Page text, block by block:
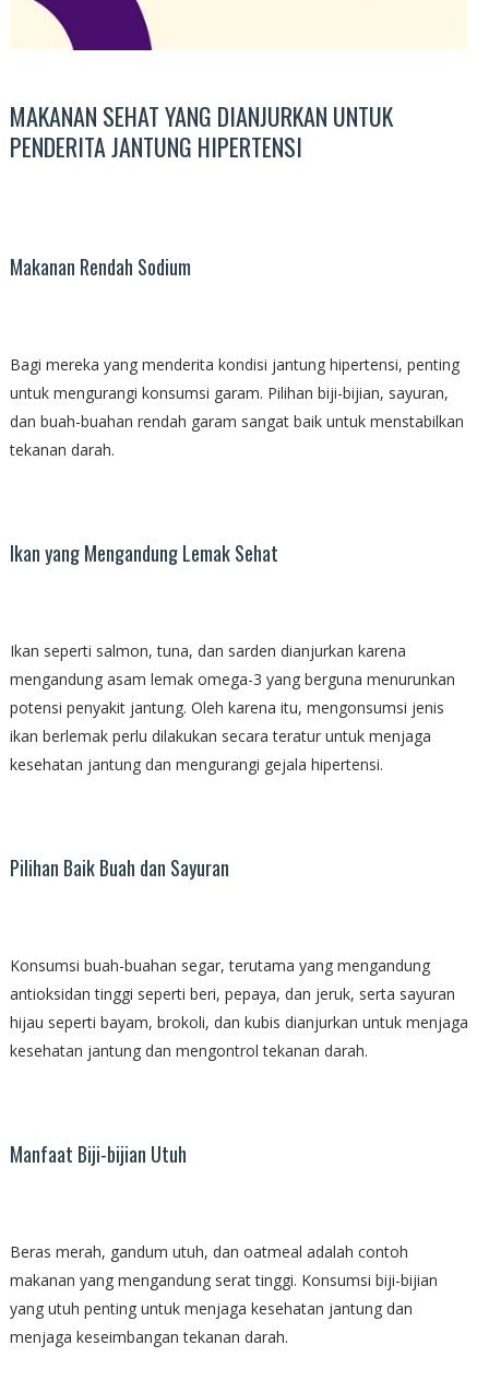
MAKANAN SEHAT YANG DIANJURKAN UNTUK
PENDERITA JANTUNG HIPERTENSI
Makanan Rendah Sodium
Bagi mereka yang menderita kondisi jantung hipertensi, penting
untuk mengurangi konsumsi garam. Pilihan biji-bijian, sayuran,
dan buah-buahan rendah garam sangat baik untuk menstabilkan
tekanan darah.
Ikan yang Mengandung Lemak Sehat
Ikan seperti salmon, tuna, dan sarden dianjurkan karena
mengandung asam lemak omega-3 yang berguna menurunkan
potensi penyakit jantung. Oleh karena itu, mengonsumsi jenis
ikan berlemak perlu dilakukan secara teratur untuk menjaga
kesehatan jantung dan mengurangi gejala hipertensi.
Pilihan Baik Buah dan Sayuran
Konsumsi buah-buahan segar, terutama yang mengandung
antioksidan tinggi seperti beri, pepaya, dan jeruk, serta sayuran
hijau seperti bayam, brokoli, dan kubis dianjurkan untuk menjaga
kesehatan jantung dan mengontrol tekanan darah.
Manfaat Biji-bijian Utuh
Beras merah, gandum utuh, dan oatmeal adalah contoh
makanan yang mengandung serat tinggi. Konsumsi biji-bijian
yang utuh penting untuk menjaga kesehatan jantung dan
menjaga keseimbangan tekanan darah.